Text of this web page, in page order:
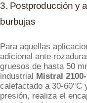
3. Postproducción y
burbujas
Para aquellas
adicional ante
gruesos de hasta 50
industrial Mistral
calefactado a 30-60°C
presión, realiza el